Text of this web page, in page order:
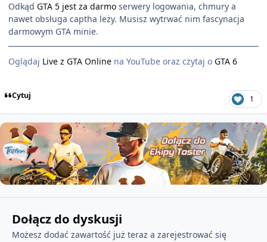
Odkąd GTA 5 jest za darmo serwery logowania, chmury a
nawet obsługa captha leży. Musisz wytrwać nim fascynacja
darmowym GTA minie.
Oglądaj Live z GTA Online na YouTube oraz czytaj o GTA 6
Cytuj 1
Dołącz do dyskusji
Możesz dodać zawartość już teraz a zarejestrować się